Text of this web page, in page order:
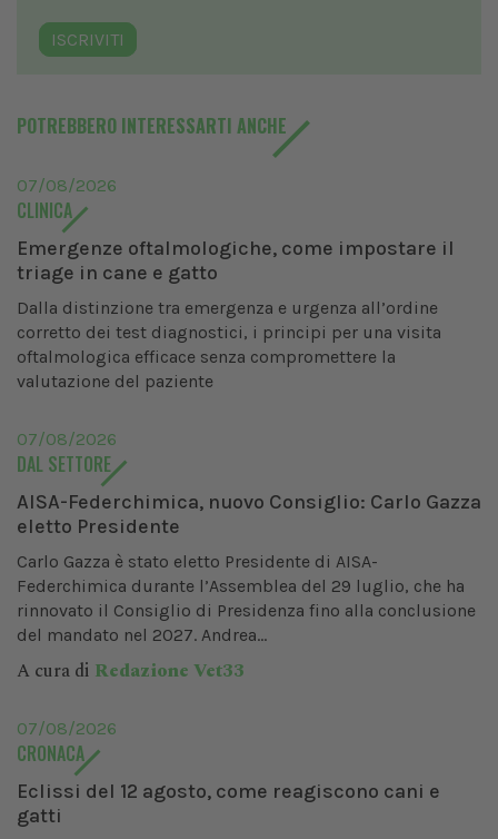
ISCRIVITI
POTREBBERO INTERESSARTI ANCHE
07/08/2026
CLINICA
Emergenze oftalmologiche, come impostare il
triage in cane e gatto
Dalla distinzione tra emergenza e urgenza all’ordine
corretto dei test diagnostici, i principi per una visita
oftalmologica efficace senza compromettere la
valutazione del paziente
07/08/2026
DAL SETTORE
AISA-Federchimica, nuovo Consiglio: Carlo Gazza
eletto Presidente
Carlo Gazza è stato eletto Presidente di AISA-
Federchimica durante l’Assemblea del 29 luglio, che ha
rinnovato il Consiglio di Presidenza fino alla conclusione
del mandato nel 2027. Andrea...
A cura di Redazione Vet33
07/08/2026
CRONACA
Eclissi del 12 agosto, come reagiscono cani e
gatti